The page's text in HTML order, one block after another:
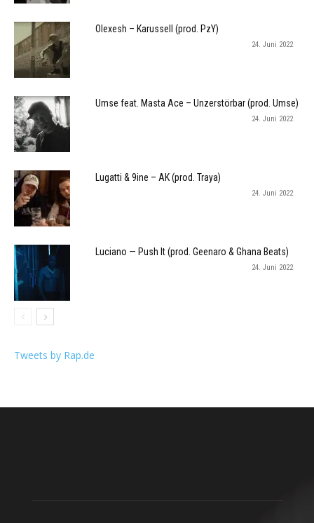
Olexesh – Karussell (prod. PzY)
24. Juni 2022
Umse feat. Masta Ace – Unzerstörbar (prod. Umse)
24. Juni 2022
Lugatti & 9ine – AK (prod. Traya)
24. Juni 2022
Luciano — Push It (prod. Geenaro & Ghana Beats)
24. Juni 2022
Tweets by Rap.de